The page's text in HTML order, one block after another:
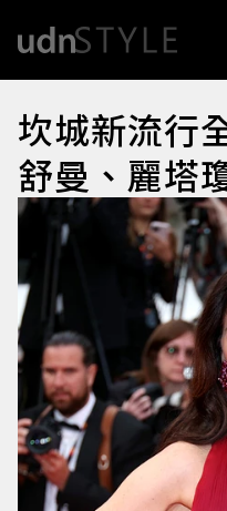
坎城新流行
舒曼、麗塔